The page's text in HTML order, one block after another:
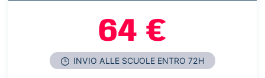
64 €
INVIO ALLE SCUOLE ENTRO 72H